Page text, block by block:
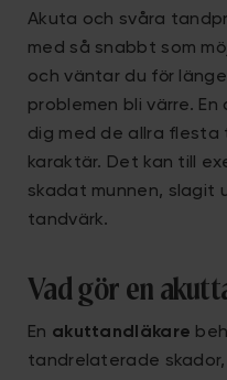
Akuta och svåra
med så snabbt som
och väntar du för
problemen bli värre.
dig med de allra flesta
karaktär. Det kan till
skadat munnen, slagit
tandvärk.
Vad gör en
En akuttandläkare
tandrelaterade